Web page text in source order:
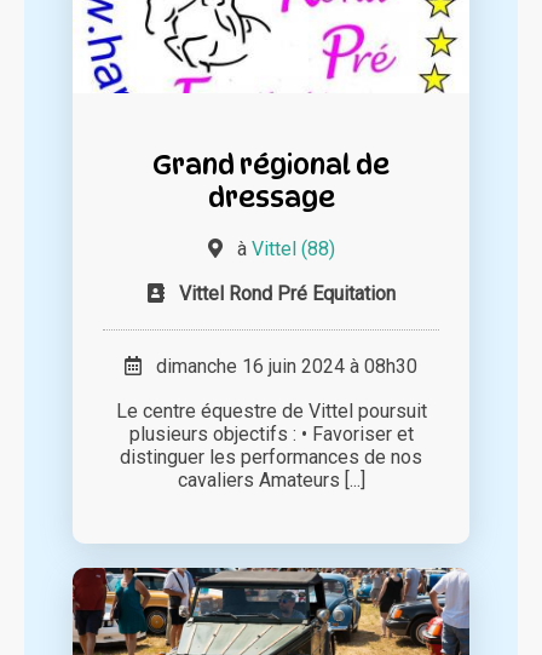
Grand régional de
dressage
à Vittel (88)
Vittel Rond Pré Equitation
dimanche 16 juin 2024 à 08h30
Le centre équestre de Vittel poursuit
plusieurs objectifs : • Favoriser et
distinguer les performances de nos
cavaliers Amateurs [...]